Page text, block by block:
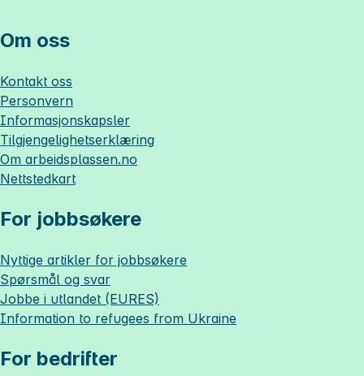
Om oss
Kontakt oss
Personvern
Informasjonskapsler
Tilgjengelighetserklæring
Om arbeidsplassen.no
Nettstedkart
For jobbsøkere
Nyttige artikler for jobbsøkere
Spørsmål og svar
Jobbe i utlandet (EURES)
Information to refugees from Ukraine
For bedrifter